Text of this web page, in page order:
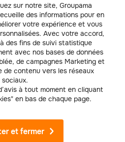
sur notre site, Groupama
des informations pour en
votre expérience et vous
Avec votre accord,
des fins de suivi statistique
avec nos bases de données
de campagnes Marketing et
de contenu vers les réseaux
sociaux.
à tout moment en cliquant
en bas de chaque page.
et fermer
en matière de
à l'installation de
des structures :
photovoltaïques engendre une
sur la toiture. Une étude de la
bureau d’études techniques (BET)